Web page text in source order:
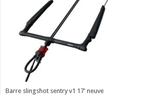
Barre slingshot sentry v1 17' neuve